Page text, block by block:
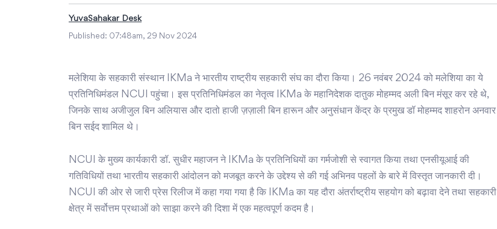
YuvaSahakar Desk
Published: 07:48am, 29 Nov 2024
मलेशिया के सहकारी संस्थान IKMa ने भारतीय राष्ट्रीय सहकारी संघ का दौरा किया। 26 नवंबर 2024 को मलेशिया का ये
प्रतिनिधिमंडल NCUI पहुंचा। इस प्रतिनिधिमंडल का नेतृत्व IKMa के महानिदेशक दातुक मोहम्मद अली बिन मंसूर कर रहे थे,
जिनके साथ अजीजुल बिन अलियास और दातो हाजी ज़ज़ाली बिन हारून और अनुसंधान केंद्र के प्रमुख डॉ मोहम्मद शाहरोन अनवार
बिन सईद शामिल थे।
NCUI के मुख्य कार्यकारी डॉ. सुधीर महाजन ने IKMa के प्रतिनिधियों का गर्मजोशी से स्वागत किया तथा एनसीयूआई की
गतिविधियों तथा भारतीय सहकारी आंदोलन को मजबूत करने के उद्देश्य से की गई अभिनव पहलों के बारे में विस्तृत जानकारी दी।
NCUI की ओर से जारी प्रेस रिलीज में कहा गया गया है कि IKMa का यह दौरा अंतर्राष्ट्रीय सहयोग को बढ़ावा देने तथा सहकारी
क्षेत्र में सर्वोत्तम प्रथाओं को साझा करने की दिशा में एक महत्वपूर्ण कदम है।